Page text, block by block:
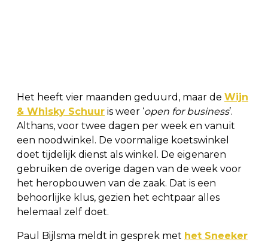
Het heeft vier maanden geduurd, maar de Wijn
& Whisky Schuur is weer ‘open for business’.
Althans, voor twee dagen per week en vanuit
een noodwinkel. De voormalige koetswinkel
doet tijdelijk dienst als winkel. De eigenaren
gebruiken de overige dagen van de week voor
het heropbouwen van de zaak. Dat is een
behoorlijke klus, gezien het echtpaar alles
helemaal zelf doet.
Paul Bijlsma meldt in gesprek met het Sneeker